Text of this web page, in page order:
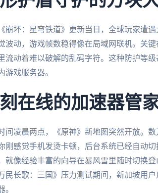
崩坏：星穹铁道》更新当日，全球玩家遭
波动，游戏帧数稳得像在局域网联机。关
流动着难以破解的乱码字符。这种防护等
游戏服务器。
在线的加速器管
间凌晨两点，《原神》新地图突然开放。
刚感觉手机发烫卡顿，后台系统已经自动
就像经验丰富的向导在暴风雪里随时切换
民长歌：三国》压力测试期间，新加坡用
。